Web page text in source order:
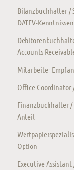
Bilanzbuchhalter /
DATEV-Kenntnissen
Accounts
Mitarbeiter
Office Coordinator
Finanzbuchhalter /
Anteil
Option
Executive